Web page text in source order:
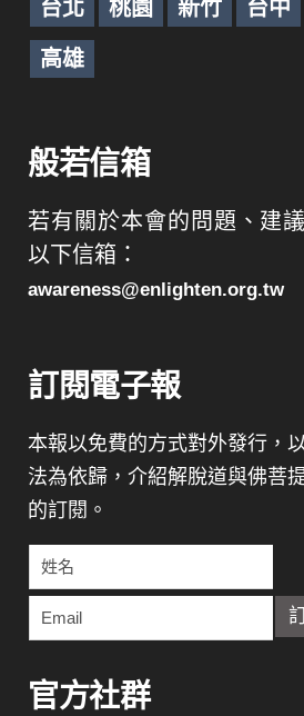
台北 桃園 新竹 台中
高雄
般若信箱
若有關於本會的問題、建
以下信箱：
awareness@enlighten.org.tw
訂閱電子報
本報以免費的方式對外發行，
法為依歸，介紹解脫道與佛菩
的訂閱。
官方社群